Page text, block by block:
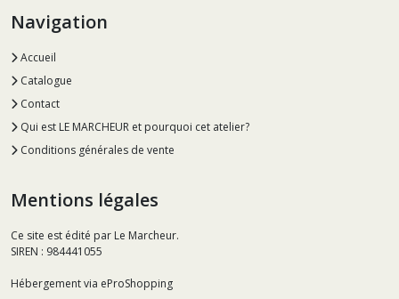
Navigation
Accueil
Catalogue
Contact
Qui est LE MARCHEUR et pourquoi cet atelier?
Conditions générales de vente
Mentions légales
Ce site est édité par Le Marcheur.
SIREN : 984441055
Hébergement via eProShopping